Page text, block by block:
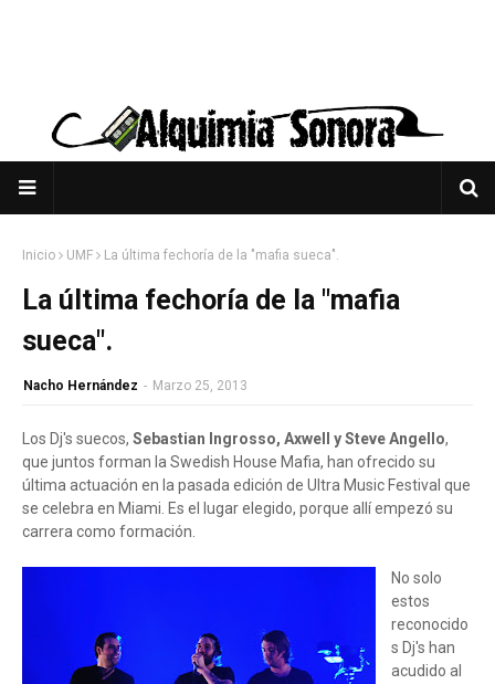
Inicio UMF La última fechoría de la "mafia sueca".
La última fechoría de la "mafia
sueca".
Nacho Hernández - Marzo 25, 2013
Los Dj's suecos, Sebastian Ingrosso, Axwell y Steve Angello,
que juntos forman la Swedish House Mafia, han ofrecido su
última actuación en la pasada edición de Ultra Music Festival que
se celebra en Miami. Es el lugar elegido, porque allí empezó su
carrera como formación.
No solo
estos
reconocido
s Dj's han
acudido al